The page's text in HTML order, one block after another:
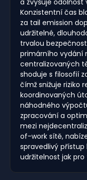
Konzistentní čas
za tail emission
udržitelné,
trvalou
primárního vydání
centralizovaných
shoduje s filosofií
čímž snižuje riziko
koordinovaných
náhodného
zpracování a
mezi
of-work sítě,
spravedlivý
udržitelnost jak